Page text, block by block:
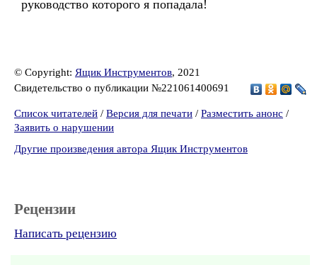
руководство которого я попадала!
© Copyright: Ящик Инструментов, 2021
Свидетельство о публикации №221061400691
Список читателей / Версия для печати / Разместить анонс /
Заявить о нарушении
Другие произведения автора Ящик Инструментов
Рецензии
Написать рецензию